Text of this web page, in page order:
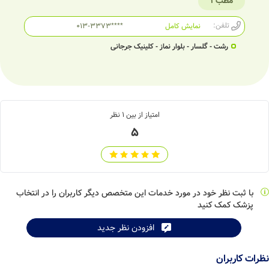
تلفن: 013-3373****
نمایش کامل
رشت - گلسار - بلوار نماز - کلینیک جرجانی
امتیاز از بین 1 نظر
5
با ثبت نظر خود در مورد خدمات این متخصص دیگر کاربران را در انتخاب
پزشک کمک کنید
افزودن نظر جدید
نظرات کاربران